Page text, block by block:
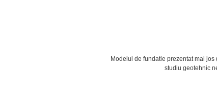
Modelul de fundatie prezentat mai
studiu geotehnic